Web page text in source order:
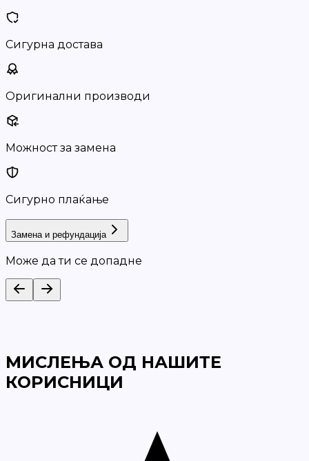
Сигурна достава
Оригинални производи
Можност за замена
Сигурно плаќање
Замена и рефундација
Може да ти се допадне
МИСЛЕЊА ОД НАШИТЕ
КОРИСНИЦИ